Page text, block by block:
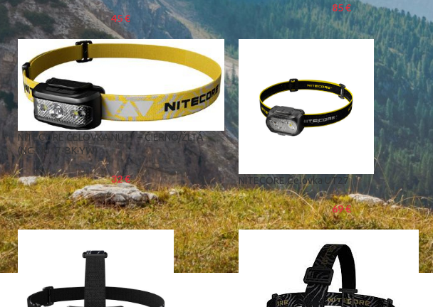
45€
85€
NITECORE ČELOVKA NU17 – ČIERNO/ŽLTÁ
(NC-NU17-BK-YW)
32€ NITECORE Čelovka UT27
69€